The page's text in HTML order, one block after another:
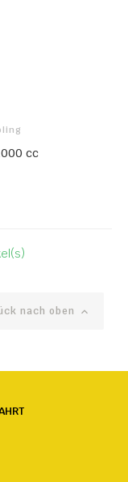
cc
nach oben 